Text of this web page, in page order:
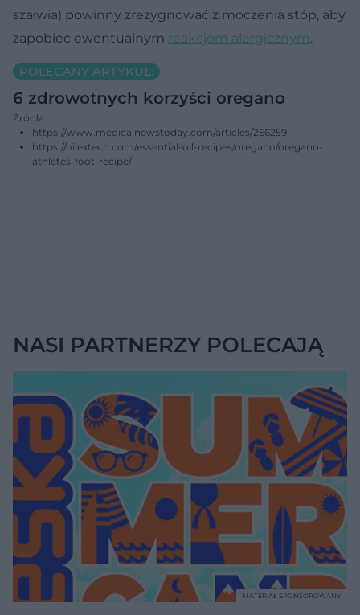
szałwia) powinny zrezygnować z moczenia stóp, aby
zapobiec ewentualnym reakcjom alergicznym.
POLECANY ARTYKUŁ:
6 zdrowotnych korzyści oregano
Źródła:
https://www.medicalnewstoday.com/articles/266259
https://oilextech.com/essential-oil-recipes/oregano/oregano-
athletes-foot-recipe/
NASI PARTNERZY POLECAJĄ
MATERIAŁ SPONSOROWANY